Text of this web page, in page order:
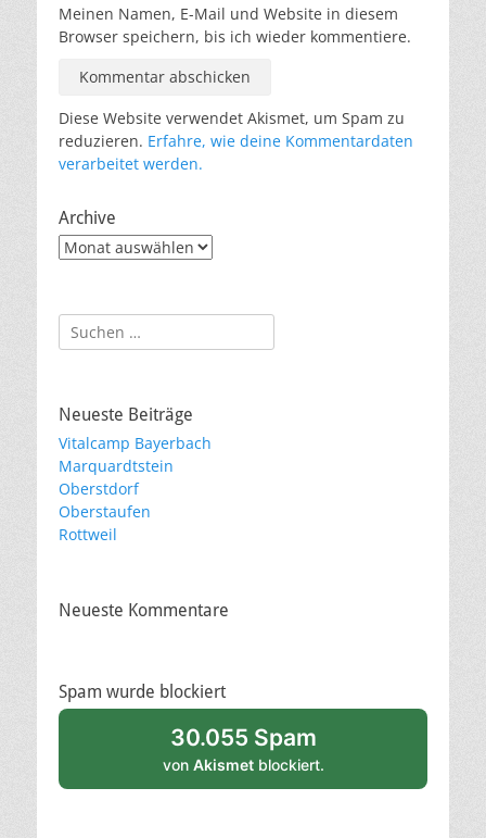
Meinen Namen, E-Mail und Website in diesem
Browser speichern, bis ich wieder kommentiere.
Diese Website verwendet Akismet, um Spam zu
reduzieren. Erfahre, wie deine Kommentardaten
verarbeitet werden.
Archive
Archive
Suche
nach:
Neueste Beiträge
Vitalcamp Bayerbach
Marquardtstein
Oberstdorf
Oberstaufen
Rottweil
Neueste Kommentare
Spam wurde blockiert
30.055 Spam
von Akismetblockiert.